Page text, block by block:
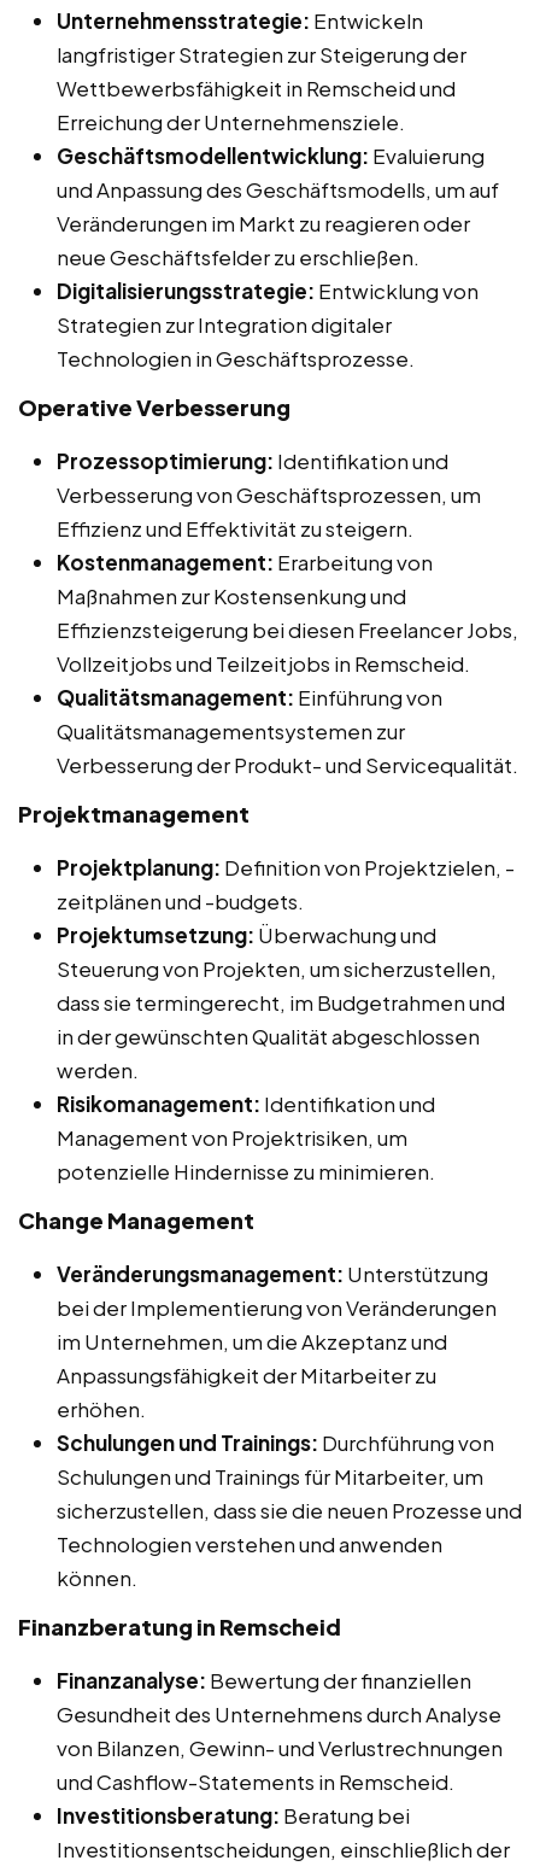
Unternehmensstrategie: Entwickeln
langfristiger Strategien zur Steigerung der
Wettbewerbsfähigkeit in Remscheid und
Erreichung der Unternehmensziele.
Geschäftsmodellentwicklung: Evaluierung
und Anpassung des Geschäftsmodells, um auf
Veränderungen im Markt zu reagieren oder
neue Geschäftsfelder zu erschließen.
Digitalisierungsstrategie: Entwicklung von
Strategien zur Integration digitaler
Technologien in Geschäftsprozesse.
Operative Verbesserung
Prozessoptimierung: Identifikation und
Verbesserung von Geschäftsprozessen, um
Effizienz und Effektivität zu steigern.
Kostenmanagement: Erarbeitung von
Maßnahmen zur Kostensenkung und
Effizienzsteigerung bei diesen Freelancer Jobs,
Vollzeitjobs und Teilzeitjobs in Remscheid.
Qualitätsmanagement: Einführung von
Qualitätsmanagementsystemen zur
Verbesserung der Produkt- und Servicequalität.
Projektmanagement
Projektplanung: Definition von Projektzielen, -
zeitplänen und -budgets.
Projektumsetzung: Überwachung und
Steuerung von Projekten, um sicherzustellen,
dass sie termingerecht, im Budgetrahmen und
in der gewünschten Qualität abgeschlossen
werden.
Risikomanagement: Identifikation und
Management von Projektrisiken, um
potenzielle Hindernisse zu minimieren.
Change Management
Veränderungsmanagement: Unterstützung
bei der Implementierung von Veränderungen
im Unternehmen, um die Akzeptanz und
Anpassungsfähigkeit der Mitarbeiter zu
erhöhen.
Schulungen und Trainings: Durchführung von
Schulungen und Trainings für Mitarbeiter, um
sicherzustellen, dass sie die neuen Prozesse und
Technologien verstehen und anwenden
können.
Finanzberatung in Remscheid
Finanzanalyse: Bewertung der finanziellen
Gesundheit des Unternehmens durch Analyse
von Bilanzen, Gewinn- und Verlustrechnungen
und Cashflow-Statements in Remscheid.
Investitionsberatung: Beratung bei
Investitionsentscheidungen, einschließlich der